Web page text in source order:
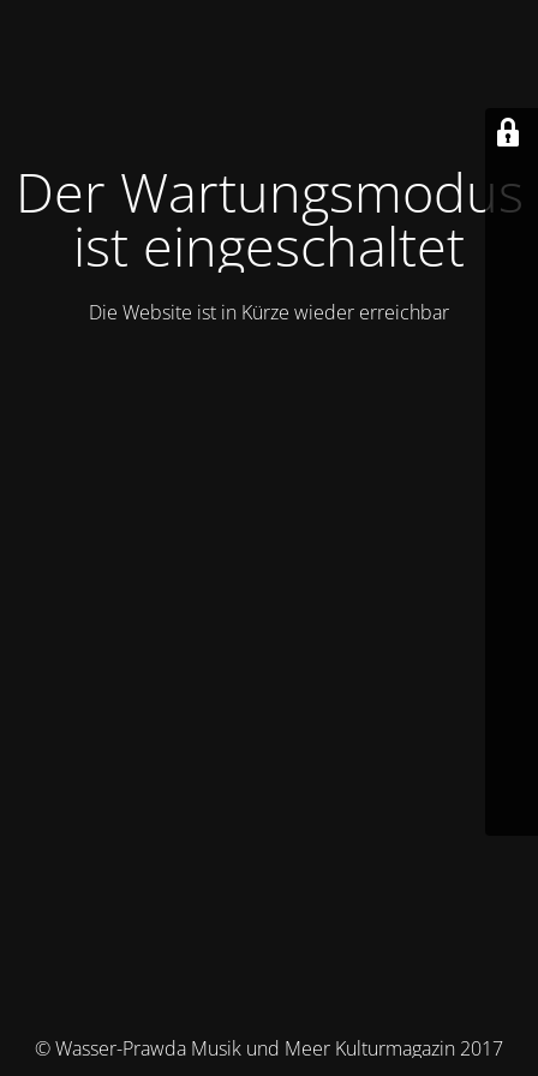
Der Wartungsmodus
ist eingeschaltet
Die Website ist in Kürze wieder erreichbar
© Wasser-Prawda Musik und Meer Kulturmagazin 2017